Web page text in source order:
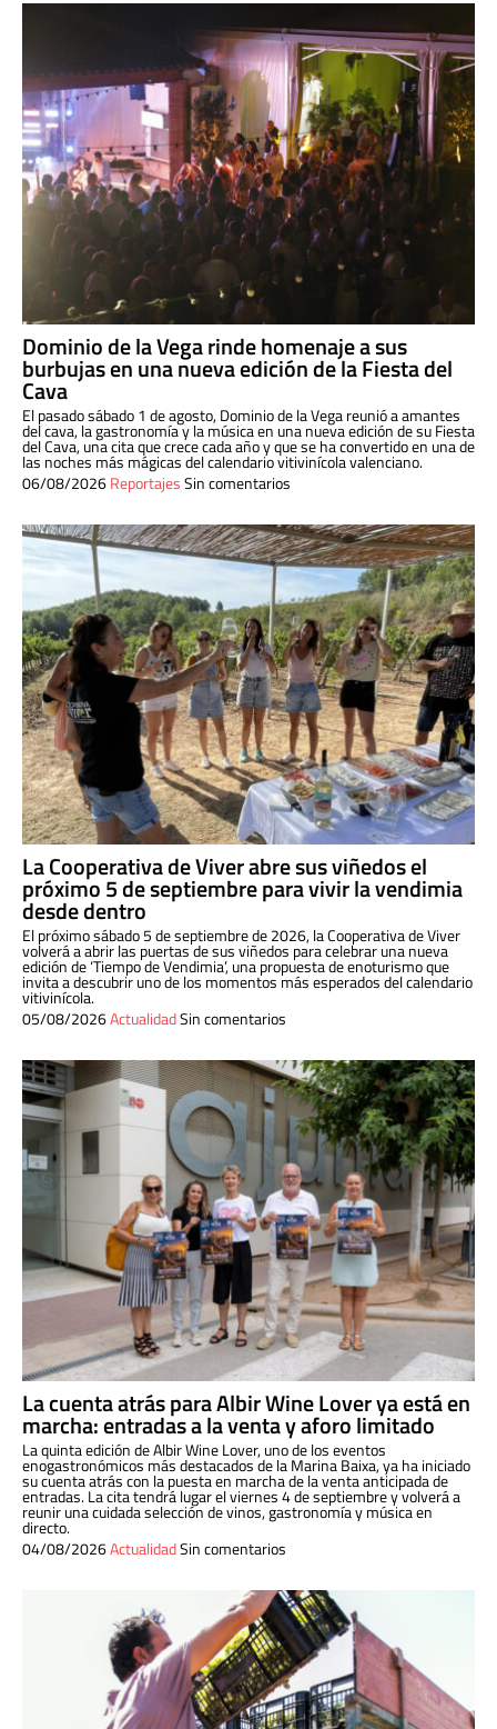
Dominio de la Vega rinde homenaje a sus
burbujas en una nueva edición de la Fiesta del
Cava
El pasado sábado 1 de agosto, Dominio de la Vega reunió a amantes
del cava, la gastronomía y la música en una nueva edición de su Fiesta
del Cava, una cita que crece cada año y que se ha convertido en una de
las noches más mágicas del calendario vitivinícola valenciano.
06/08/2026ReportajesSin comentarios
La Cooperativa de Viver abre sus viñedos el
próximo 5 de septiembre para vivir la vendimia
desde dentro
El próximo sábado 5 de septiembre de 2026, la Cooperativa de Viver
volverá a abrir las puertas de sus viñedos para celebrar una nueva
edición de ‘Tiempo de Vendimia’, una propuesta de enoturismo que
invita a descubrir uno de los momentos más esperados del calendario
vitivinícola.
05/08/2026ActualidadSin comentarios
La cuenta atrás para Albir Wine Lover ya está en
marcha: entradas a la venta y aforo limitado
La quinta edición de Albir Wine Lover, uno de los eventos
enogastronómicos más destacados de la Marina Baixa, ya ha iniciado
su cuenta atrás con la puesta en marcha de la venta anticipada de
entradas. La cita tendrá lugar el viernes 4 de septiembre y volverá a
reunir una cuidada selección de vinos, gastronomía y música en
directo.
04/08/2026ActualidadSin comentarios